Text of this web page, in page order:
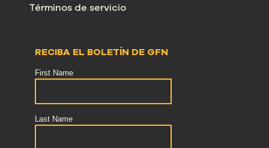
Términos de servicio
RECIBA EL BOLETÍN DE GFN